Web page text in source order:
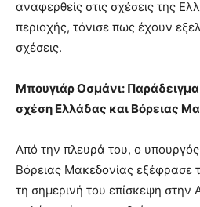
αναφερθείς στις σχέσεις της
περιοχής, τόνισε πως έχουν
σχέσεις.
Μπουγιάρ Οσμάνι: Παράδειγμα
σχέση Ελλάδας και Βόρειας
Από την πλευρά του, ο
Βόρειας Μακεδονίας εξέφρασε
τη σημερινή του επίσκεψη στην